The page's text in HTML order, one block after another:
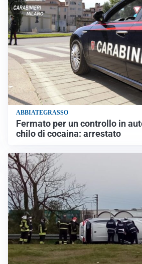
ABBIATEGRASSO
Fermato per un controllo in
chilo di cocaina: arrestato